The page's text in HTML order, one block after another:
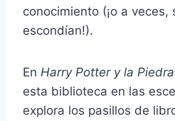
conocimiento (¡o a veces,
escondían!).
En Harry Potter y la
esta biblioteca en las
explora los pasillos de